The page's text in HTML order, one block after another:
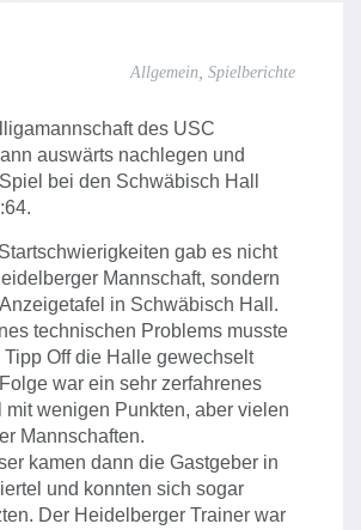
Allgemein Spielberichte
des USC
auswärts nachlegen und
bei den Schwäbisch Hall
gab es nicht
Mannschaft, sondern
in Schwäbisch Hall.
technischen Problems musste
Tipp Off die Halle gewechselt
war ein sehr zerfahrenes
mit wenigen Punkten, aber vielen
Mannschaften.
kamen dann die Gastgeber in
und konnten sich sogar
Der Heidelberger Trainer war